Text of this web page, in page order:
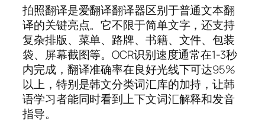
拍照翻译是爱翻译翻译器区别于普通文本翻
译的关键亮点。它不限于简单文字，还支持
复杂排版、菜单、路牌、书籍、文件、包装
袋、屏幕截图等。OCR识别速度通常在1-3秒
内完成，翻译准确率在良好光线下可达95%
以上，特别是韩文分类词汇库的加持，让韩
语学习者能同时看到上下文词汇解释和发音
指导。